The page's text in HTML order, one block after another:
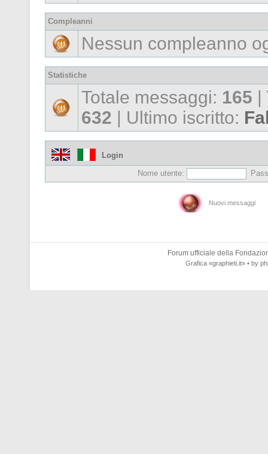
Compleanni
Nessun compleanno
Statistiche
Totale messaggi: 165 |
632 | Ultimo iscritto:
Login
Nome utente:
Nuovi messaggi
Forum ufficiale della
Grafica «graphieti.it» • by